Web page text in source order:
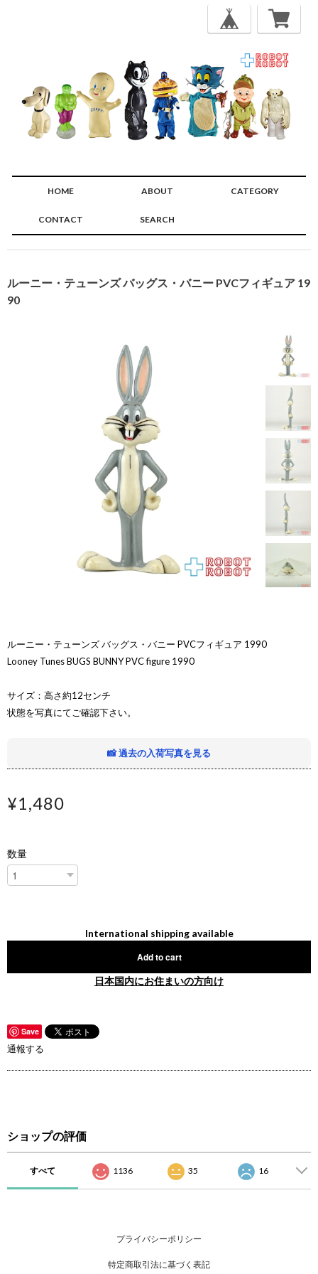
HOME ABOUT CATEGORY
CONTACT SEARCH
ルーニー・テューンズ バッグス・バニー PVCフィギュア 19
90
ルーニー・テューンズ バッグス・バニー PVCフィギュア 1990
Looney Tunes BUGS BUNNY PVC figure 1990
サイズ：高さ約12センチ
状態を写真にてご確認下さい。
📸 過去の入荷写真を見る
¥1,480
数量
International shipping available
Add to cart
日本国内にお住まいの方向け
Save
通報する
ショップの評価
すべて 1136 35 16
プライバシーポリシー
特定商取引法に基づく表記